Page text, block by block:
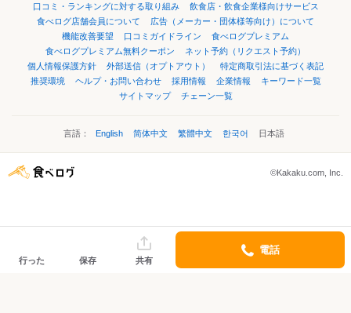
口コミ・ランキングに対する取り組み
飲食店・飲食企業様向けサービス
食べログ店舗会員について
広告（メーカー・団体様等向け）について
機能改善要望
口コミガイドライン
食べログプレミアム
食べログプレミアム無料クーポン
ネット予約（リクエスト予約）
個人情報保護方針
外部送信（オプトアウト）
特定商取引法に基づく表記
推奨環境
ヘルプ・お問い合わせ 採用情報 企業情報
キーワード一覧
サイトマップ
チェーン一覧
言語： English 简体中文 繁體中文 한국어 日本語
©Kakaku.com, Inc.
行った 保存 共有
電話